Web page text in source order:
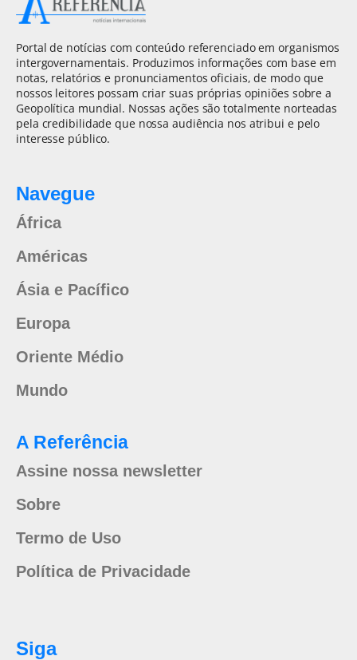
Portal de notícias com conteúdo referenciado em organismos
intergovernamentais. Produzimos informações com base em
notas, relatórios e pronunciamentos oficiais, de modo que
nossos leitores possam criar suas próprias opiniões sobre a
Geopolítica mundial. Nossas ações são totalmente norteadas
pela credibilidade que nossa audiência nos atribui e pelo
interesse público.
Navegue
África
Américas
Ásia e Pacífico
Europa
Oriente Médio
Mundo
A Referência
Assine nossa newsletter
Sobre
Termo de Uso
Política de Privacidade
Siga